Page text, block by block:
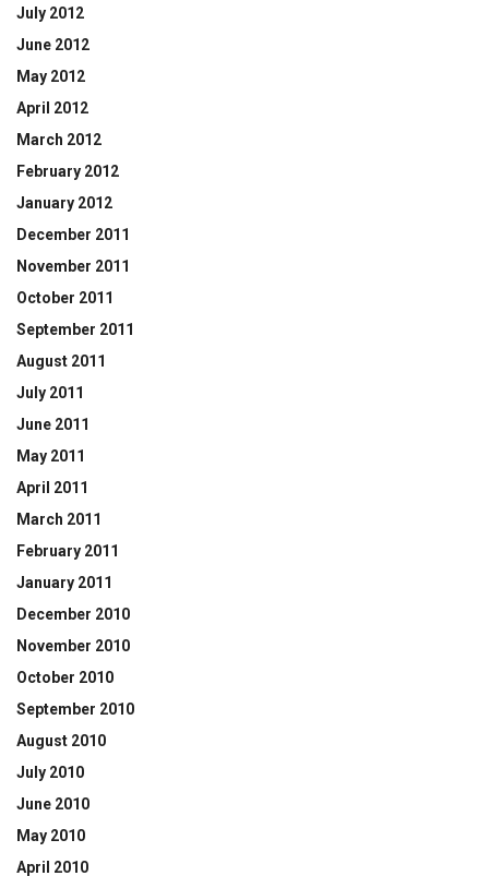
July 2012
June 2012
May 2012
April 2012
March 2012
February 2012
January 2012
December 2011
November 2011
October 2011
September 2011
August 2011
July 2011
June 2011
May 2011
April 2011
March 2011
February 2011
January 2011
December 2010
November 2010
October 2010
September 2010
August 2010
July 2010
June 2010
May 2010
April 2010